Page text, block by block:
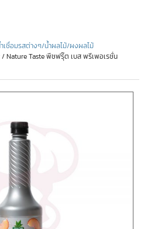
เชื่อมรสต่างๆ/น้ำผลไม้/ผงผลไม้
/ Nature Taste พีชฟรุ๊ต เบส พรีเพอเรชั่น